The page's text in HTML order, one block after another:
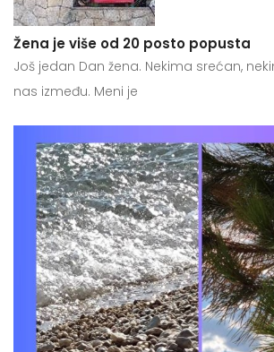
Žena je više od 20 posto popusta
Još jedan Dan žena. Nekima srećan,
nas između. Meni je